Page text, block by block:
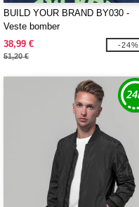
BUILD YOUR BRAND BY030 -
Veste bomber
38,99 €
51,20 €
-24%